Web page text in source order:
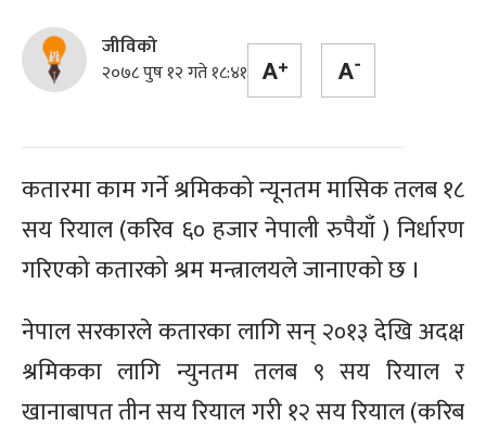
जीविको
२०७८ पुष १२ गते १८:४१
कतारमा काम गर्ने श्रमिकको न्यूनतम मासिक तलब १८
सय रियाल (करिव ६० हजार नेपाली रुपैयाँ ) निर्धारण
गरिएको कतारको श्रम मन्त्रालयले जानाएको छ ।
नेपाल सरकारले कतारका लागि सन् २०१३ देखि अदक्ष
श्रमिकका लागि न्युनतम तलब ९ सय रियाल र
खानाबापत तीन सय रियाल गरी १२ सय रियाल (करिब